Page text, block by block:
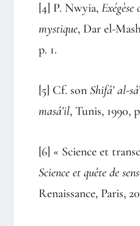
[4] P. Nwyia,
mystique, Dar el-
p. 1.
[5] Cf. son Shifâ’ al-
masâ’il, Tunis, 1990,
[6] « Science et
Science et quête de sens
Renaissance, Paris,